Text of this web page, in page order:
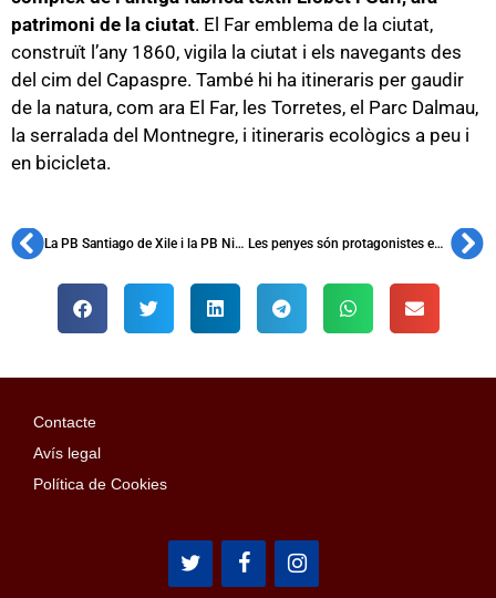
patrimoni de la ciutat. El Far emblema de la ciutat,
construït l’any 1860, vigila la ciutat i els navegants des
del cim del Capaspre. També hi ha itineraris per gaudir
de la natura, com ara El Far, les Torretes, el Parc Dalmau,
la serralada del Montnegre, i itineraris ecològics a peu i
en bicicleta.
La PB Santiago de Xile i la PB Nicolau Casaus de Buenos Aires, amb els Barça Legends Les penyes són protagonistes en l’inici de la gira asiàtica a Kobe
Contacte
Avís legal
Política de Cookies